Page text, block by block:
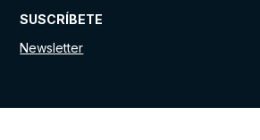
SUSCRÍBETE
Newsletter